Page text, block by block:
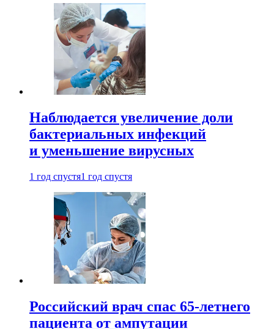
Наблюдается увеличение доли
бактериальных инфекций
и уменьшение вирусных
1 год спустя1 год спустя
Российский врач спас 65-летнего
пациента от ампутации